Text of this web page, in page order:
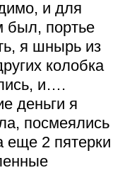
и для
был, портье
я шнырь из
колобка
и….
деньги я
посмеялись
еще 2 пятерки